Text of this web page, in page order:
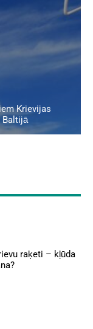
Krievijas
Baltijā
raķeti – kļūda